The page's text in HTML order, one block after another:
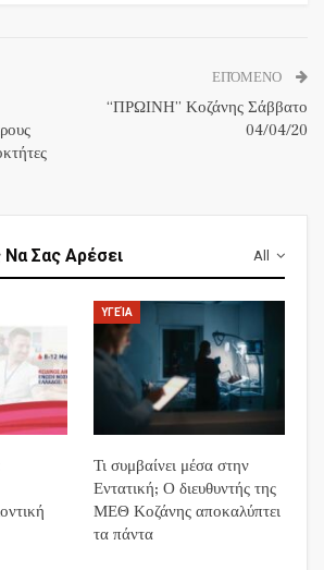
ΕΠΌΜΕΝΟ
“ΠΡΩΙΝΗ” Κοζάνης Σάββατο
04/04/20
All
Σας Αρέσει
ΥΓΕΊΑ
Τι συμβαίνει μέσα στην
Εντατική; Ο διευθυντής της
ΜΕΘ Κοζάνης αποκαλύπτει
τα πάντα